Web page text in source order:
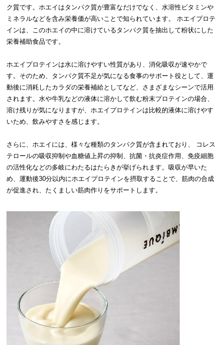
ク質です。ホエイはタンパク質が豊富なだけでなく、水溶性ビタミンや
ミネラルなどを含み栄養価が高いことで知られています。 ホエイプロテ
インは、このホエイの中に溶けているタンパク質を抽出して粉状にした
栄養補助食品です。
ホエイプロテインは水に溶けやすい性質があり、消化吸収が速やかで
す。そのため、タンパク質不足が気になる食事のサポート役として、運
動後に消耗したカラダの栄養補給としてなど、さまざまなシーンで活用
されます。水や牛乳などの液体に溶かして飲む粉末プロテインの場合、
溶け残りが気になりますが、ホエイプロテインは比較的液体に溶けやす
いため、飲みやすさを感じます。
さらに、ホエイには、様々な種類のタンパク質が含まれており、 コレス
テロールの吸収抑制や血糖値上昇の抑制、抗菌・抗炎症作用、免疫細胞
の活性化などの多岐にわたるはたらきが挙げられます。吸収が早いた
め、運動後30分以内にホエイプロテインを摂取することで、筋肉の合成
が促進され、たくましい筋肉作りをサポートします。